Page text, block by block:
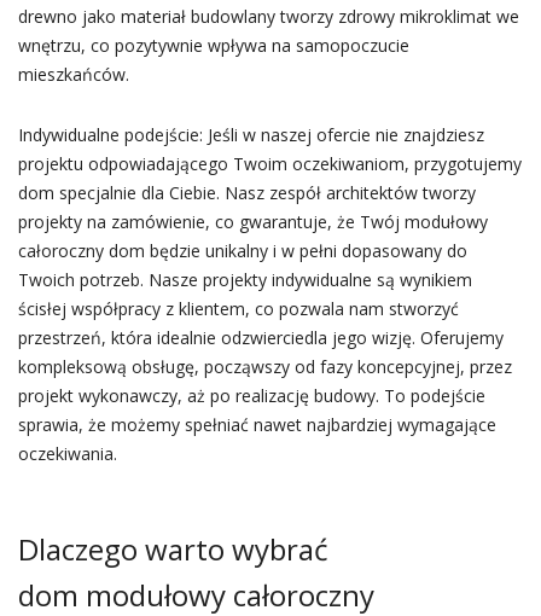
drewno jako materiał budowlany tworzy zdrowy mikroklimat we
wnętrzu, co pozytywnie wpływa na samopoczucie
mieszkańców.
Indywidualne podejście: Jeśli w naszej ofercie nie znajdziesz
projektu odpowiadającego Twoim oczekiwaniom, przygotujemy
dom specjalnie dla Ciebie. Nasz zespół architektów tworzy
projekty na zamówienie, co gwarantuje, że Twój modułowy
całoroczny dom będzie unikalny i w pełni dopasowany do
Twoich potrzeb. Nasze projekty indywidualne są wynikiem
ścisłej współpracy z klientem, co pozwala nam stworzyć
przestrzeń, która idealnie odzwierciedla jego wizję. Oferujemy
kompleksową obsługę, począwszy od fazy koncepcyjnej, przez
projekt wykonawczy, aż po realizację budowy. To podejście
sprawia, że możemy spełniać nawet najbardziej wymagające
oczekiwania.
Dlaczego warto wybrać
dom modułowy całoroczny